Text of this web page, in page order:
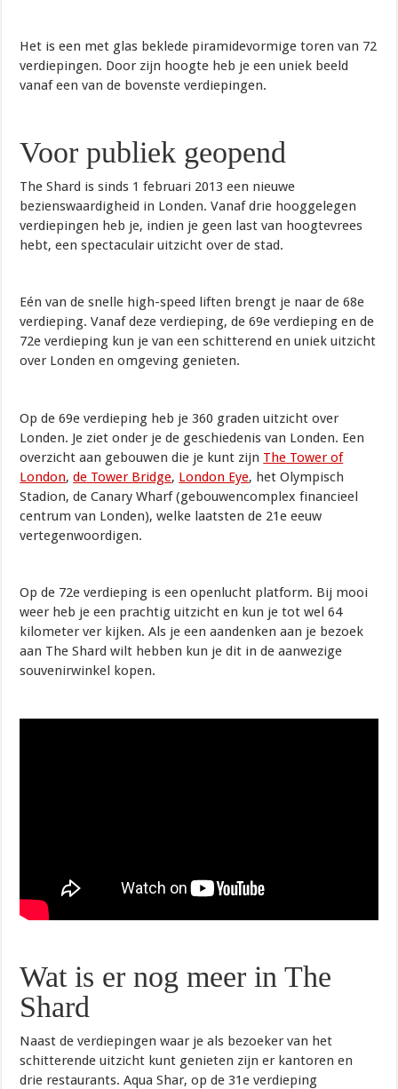
Het is een met glas beklede piramidevormige toren van 72
verdiepingen. Door zijn hoogte heb je een uniek beeld
vanaf een van de bovenste verdiepingen.
Voor publiek geopend
The Shard is sinds 1 februari 2013 een nieuwe
bezienswaardigheid in Londen. Vanaf drie hooggelegen
verdiepingen heb je, indien je geen last van hoogtevrees
hebt, een spectaculair uitzicht over de stad.
Eén van de snelle high-speed liften brengt je naar de 68e
verdieping. Vanaf deze verdieping, de 69e verdieping en de
72e verdieping kun je van een schitterend en uniek uitzicht
over Londen en omgeving genieten.
Op de 69e verdieping heb je 360 graden uitzicht over
Londen. Je ziet onder je de geschiedenis van Londen. Een
overzicht aan gebouwen die je kunt zijn The Tower of
London,de Tower Bridge, London Eye, het Olympisch
Stadion, de Canary Wharf (gebouwencomplex financieel
centrum van Londen), welke laatsten de 21e eeuw
vertegenwoordigen.
Op de 72e verdieping is een openlucht platform. Bij mooi
weer heb je een prachtig uitzicht en kun je tot wel 64
kilometer ver kijken. Als je een aandenken aan je bezoek
aan The Shard wilt hebben kun je dit in de aanwezige
souvenirwinkel kopen.
Wat is er nog meer in The
Shard
Naast de verdiepingen waar je als bezoeker van het
schitterende uitzicht kunt genieten zijn er kantoren en
drie restaurants. Aqua Shar, op de 31e verdieping